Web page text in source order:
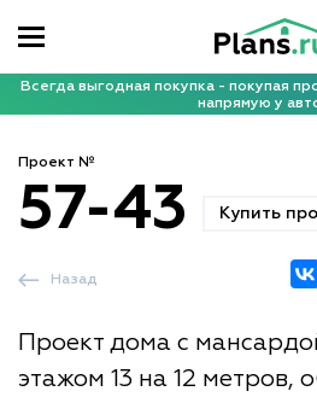
Всегда выгодная покупка - покупая
напрямую у
Проект №
57-43 Купить
Проект дома с
этажом 13 на 12
Назад